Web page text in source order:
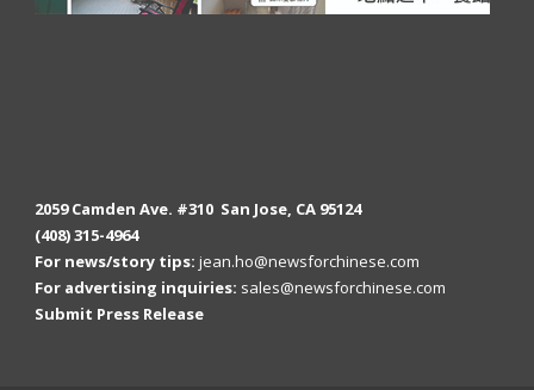
2059 Camden Ave. #310 San Jose, CA 95124
(408) 315-4964
For news/story tips: jean.ho@newsforchinese.com
For advertising inquiries: sales@newsforchinese.com
Submit Press Release